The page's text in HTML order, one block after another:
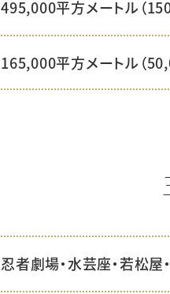
495,000平方メートル（
165,000平方メートル（
忍者劇場・水芸座・若松